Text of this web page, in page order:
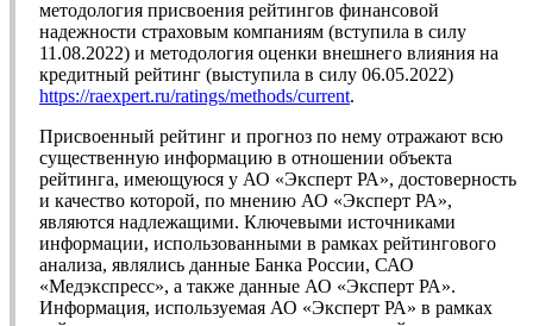
методология присвоения рейтингов финансовой
надежности страховым компаниям (вступила в силу
11.08.2022) и методология оценки внешнего влияния на
кредитный рейтинг (выступила в силу 06.05.2022)
https://raexpert.ru/ratings/methods/current.
Присвоенный рейтинг и прогноз по нему отражают всю
существенную информацию в отношении объекта
рейтинга, имеющуюся у АО «Эксперт РА», достоверность
и качество которой, по мнению АО «Эксперт РА»,
являются надлежащими. Ключевыми источниками
информации, использованными в рамках рейтингового
анализа, являлись данные Банка России, САО
«Медэкспресс», а также данные АО «Эксперт РА».
Информация, используемая АО «Эксперт РА» в рамках